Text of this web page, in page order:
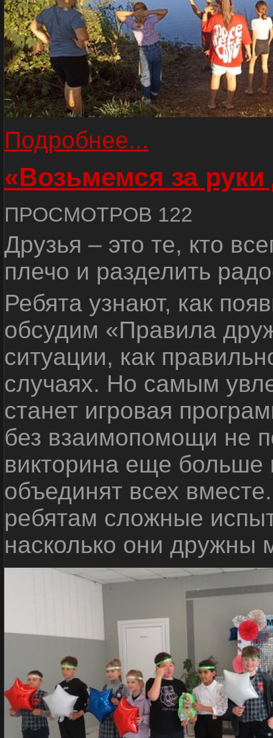
Подробнее...
«Возьмемся за руки
ПРОСМОТРОВ 122
Друзья – это те, кто
плечо и разделить
Ребята узнают, как
обсудим «Правила
ситуации, как
случаях. Но самым
станет игровая
без взаимопомощи не
викторина еще
объединят всех
ребятам сложные
насколько они дружны